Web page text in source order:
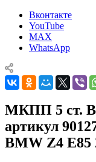
Вконтакте
YouTube
MAX
WhatsApp
МКПП 5 ст.
артикул
BMW Z4 E85